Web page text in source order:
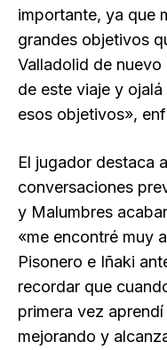
importante, ya que
grandes objetivos
Valladolid de nuevo
de este viaje y
esos objetivos»,
El jugador destaca
conversaciones
y Malumbres
«me encontré muy
Pisonero e Iñaki
recordar que
primera vez
mejorando y